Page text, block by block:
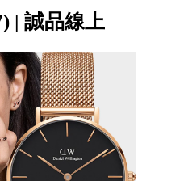
| 誠品線上